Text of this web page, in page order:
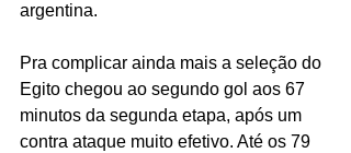
argentina.
Pra complicar ainda mais a seleção do
Egito chegou ao segundo gol aos 67
minutos da segunda etapa, após um
contra ataque muito efetivo. Até os 79